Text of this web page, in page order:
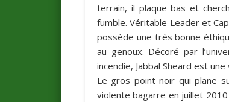
terrain, il plaque bas et
fumble. Véritable Leader et
possède une très bonne
au genoux. Décoré par
incendie, Jabbal Sheard est
Le gros point noir qui plane
violente bagarre en juillet